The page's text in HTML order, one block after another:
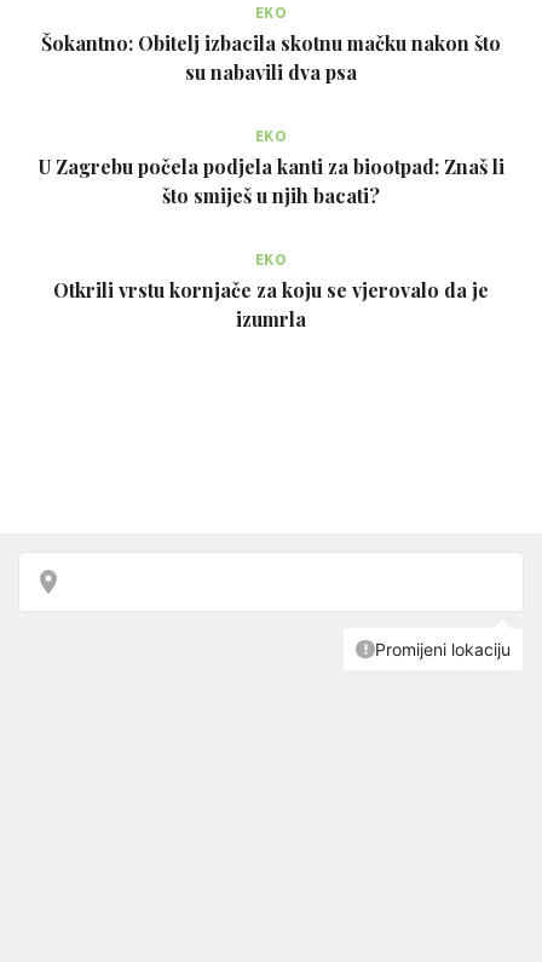
EKO
Šokantno: Obitelj izbacila skotnu mačku nakon što
su nabavili dva psa
EKO
U Zagrebu počela podjela kanti za biootpad: Znaš li
što smiješ u njih bacati?
EKO
Otkrili vrstu kornjače za koju se vjerovalo da je
izumrla